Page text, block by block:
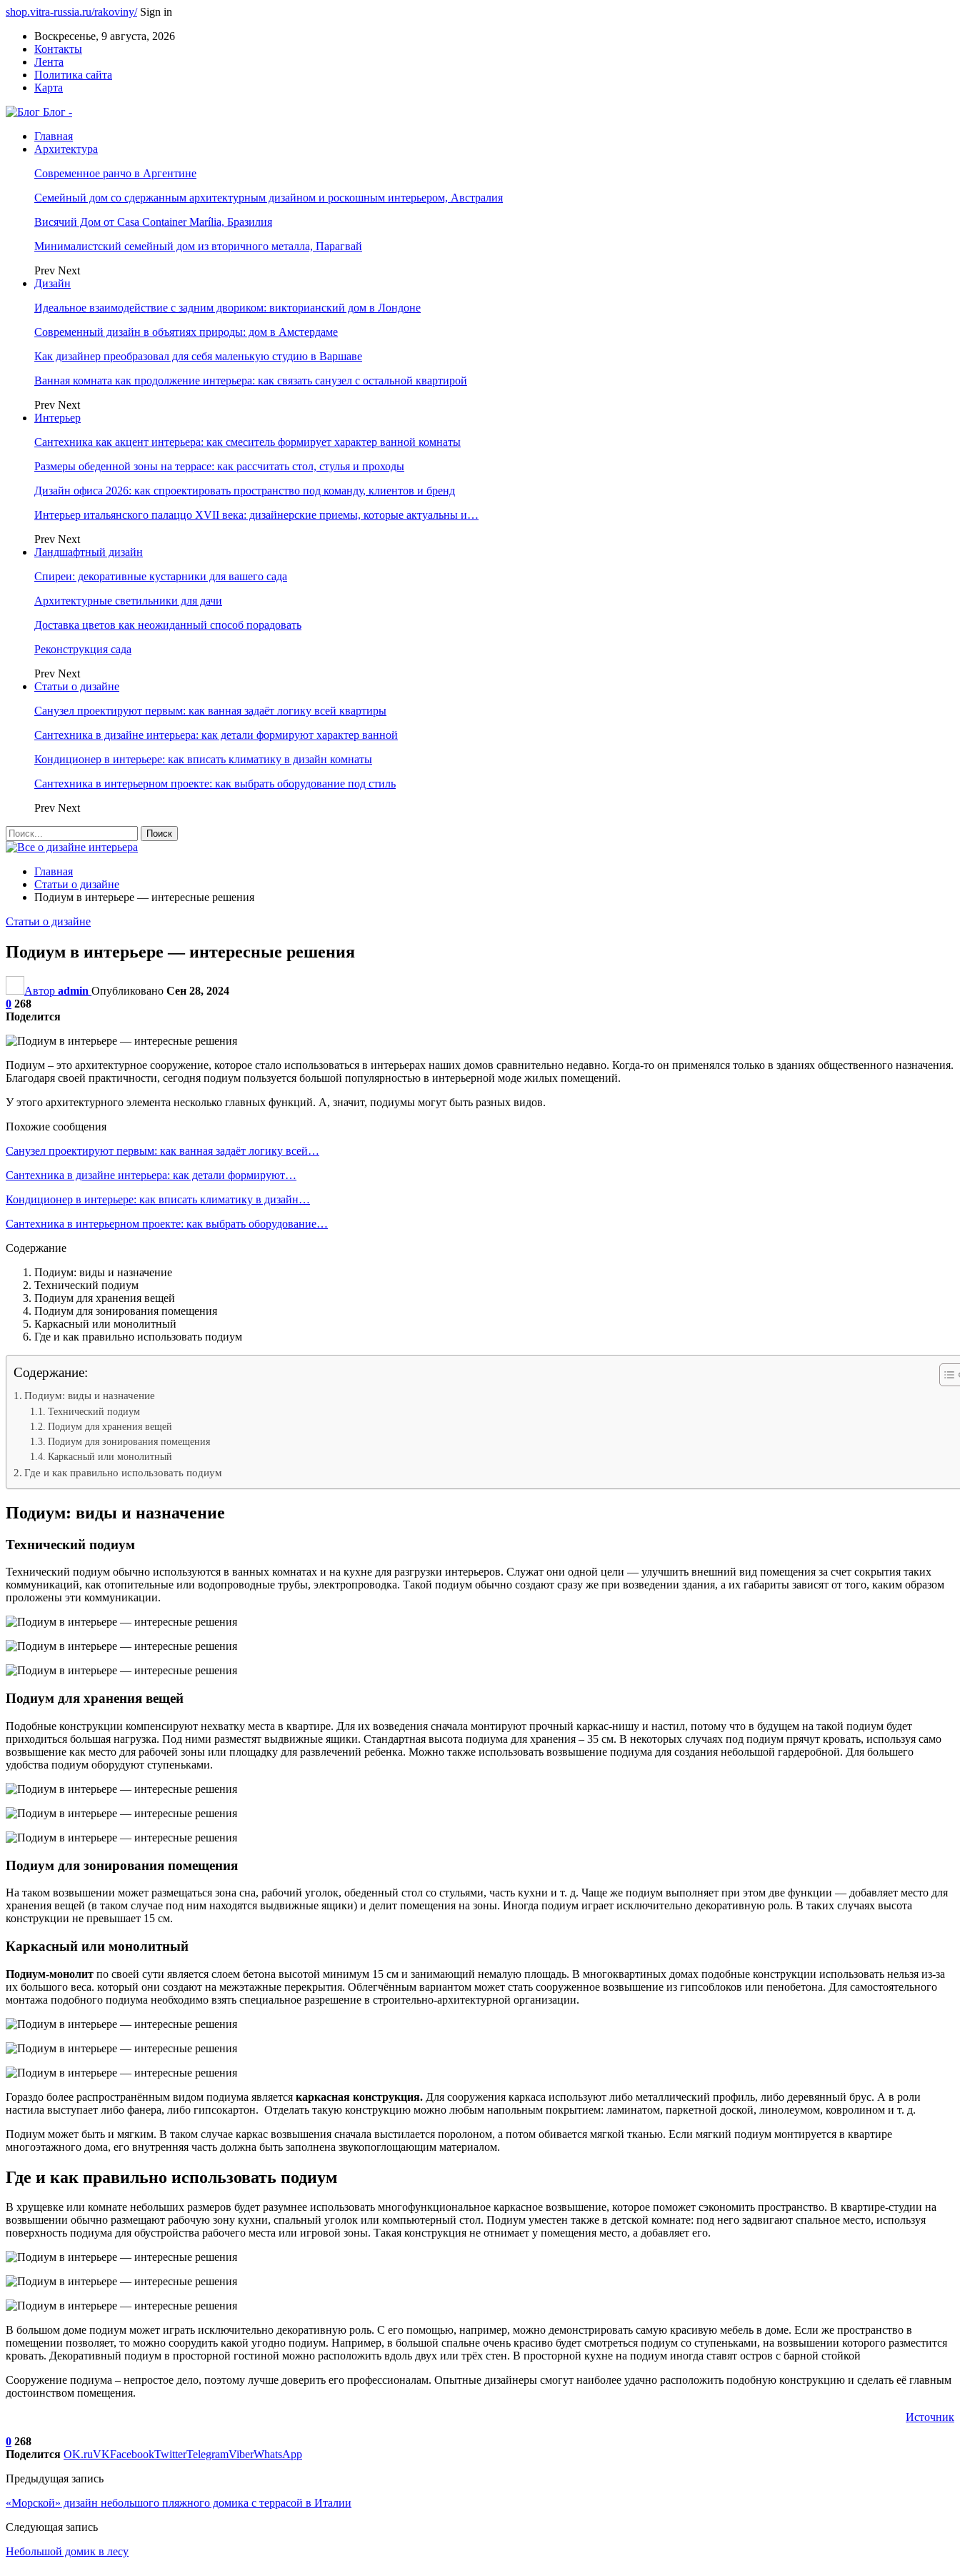
shop.vitra-russia.ru/rakoviny/ Sign in
Воскресенье, 9 августа, 2026
Контакты
Лента
Политика сайта
Карта
Блог -
Главная
Архитектура
Современное ранчо в Аргентине
Семейный дом со сдержанным архитектурным дизайном и роскошным интерьером, Австралия
Висячий Дом от Casa Container Marília, Бразилия
Минималистский семейный дом из вторичного металла, Парагвай
Prev Next
Дизайн
Идеальное взаимодействие с задним двориком: викторианский дом в Лондоне
Современный дизайн в объятиях природы: дом в Амстердаме
Как дизайнер преобразовал для себя маленькую студию в Варшаве
Ванная комната как продолжение интерьера: как связать санузел с остальной квартирой
Prev Next
Интерьер
Сантехника как акцент интерьера: как смеситель формирует характер ванной комнаты
Размеры обеденной зоны на террасе: как рассчитать стол, стулья и проходы
Дизайн офиса 2026: как спроектировать пространство под команду, клиентов и бренд
Интерьер итальянского палаццо XVII века: дизайнерские приемы, которые актуальны и…
Prev Next
Ландшафтный дизайн
Спиреи: декоративные кустарники для вашего сада
Архитектурные светильники для дачи
Доставка цветов как неожиданный способ порадовать
Реконструкция сада
Prev Next
Статьи о дизайне
Санузел проектируют первым: как ванная задаёт логику всей квартиры
Сантехника в дизайне интерьера: как детали формируют характер ванной
Кондиционер в интерьере: как вписать климатику в дизайн комнаты
Сантехника в интерьерном проекте: как выбрать оборудование под стиль
Prev Next
Главная
Статьи о дизайне
Подиум в интерьере — интересные решения
Статьи о дизайне
Подиум в интерьере — интересные решения
Автор admin Опубликовано Сен 28, 2024
0 268
Поделится
Подиум – это архитектурное сооружение, которое стало использоваться в интерьерах наших домов сравнительно недавно. Когда-то он применялся только в зданиях общественного назначения.
Благодаря своей практичности, сегодня подиум пользуется большой популярностью в интерьерной моде жилых помещений.
У этого архитектурного элемента несколько главных функций. А, значит, подиумы могут быть разных видов.
Похожие сообщения
Санузел проектируют первым: как ванная задаёт логику всей…
Сантехника в дизайне интерьера: как детали формируют…
Кондиционер в интерьере: как вписать климатику в дизайн…
Сантехника в интерьерном проекте: как выбрать оборудование…
Содержание
Подиум: виды и назначение
Технический подиум
Подиум для хранения вещей
Подиум для зонирования помещения
Каркасный или монолитный
Где и как правильно использовать подиум
Содержание:
Подиум: виды и назначение
Технический подиум
Подиум для хранения вещей
Подиум для зонирования помещения
Каркасный или монолитный
Где и как правильно использовать подиум
Подиум: виды и назначение
Технический подиум
Технический подиум обычно используются в ванных комнатах и на кухне для разгрузки интерьеров. Служат они одной цели — улучшить внешний вид помещения за счет сокрытия таких
коммуникаций, как отопительные или водопроводные трубы, электропроводка. Такой подиум обычно создают сразу же при возведении здания, а их габариты зависят от того, каким образом
проложены эти коммуникации.
Подиум для хранения вещей
Подобные конструкции компенсируют нехватку места в квартире. Для их возведения сначала монтируют прочный каркас-нишу и настил, потому что в будущем на такой подиум будет
приходиться большая нагрузка. Под ними разместят выдвижные ящики. Стандартная высота подиума для хранения – 35 см. В некоторых случаях под подиум прячут кровать, используя само
возвышение как место для рабочей зоны или площадку для развлечений ребенка. Можно также использовать возвышение подиума для создания небольшой гардеробной. Для большего
удобства подиум оборудуют ступеньками.
Подиум для зонирования помещения
На таком возвышении может размещаться зона сна, рабочий уголок, обеденный стол со стульями, часть кухни и т. д. Чаще же подиум выполняет при этом две функции — добавляет место для
хранения вещей (в таком случае под ним находятся выдвижные ящики) и делит помещения на зоны. Иногда подиум играет исключительно декоративную роль. В таких случаях высота
конструкции не превышает 15 см.
Каркасный или монолитный
Подиум-монолит по своей сути является слоем бетона высотой минимум 15 см и занимающий немалую площадь. В многоквартиных домах подобные конструкции использовать нельзя из-за
их большого веса. который они создают на межэтажные перекрытия. Облегчённым вариантом может стать сооруженное возвышение из гипсоблоков или пенобетона. Для самостоятельного
монтажа подобного подиума необходимо взять специальное разрешение в строительно-архитектурной организации.
Гораздо более распространённым видом подиума является каркасная конструкция. Для сооружения каркаса используют либо металлический профиль, либо деревянный брус. А в роли
настила выступает либо фанера, либо гипсокартон. Отделать такую конструкцию можно любым напольным покрытием: ламинатом, паркетной доской, линолеумом, ковролином и т. д.
Подиум может быть и мягким. В таком случае каркас возвышения сначала выстилается поролоном, а потом обивается мягкой тканью. Если мягкий подиум монтируется в квартире
многоэтажного дома, его внутренняя часть должна быть заполнена звукопоглощающим материалом.
Где и как правильно использовать подиум
В хрущевке или комнате небольших размеров будет разумнее использовать многофункциональное каркасное возвышение, которое поможет сэкономить пространство. В квартире-студии на
возвышении обычно размещают рабочую зону кухни, спальный уголок или компьютерный стол. Подиум уместен также в детской комнате: под него задвигают спальное место, используя
поверхность подиума для обустройства рабочего места или игровой зоны. Такая конструкция не отнимает у помещения место, а добавляет его.
В большом доме подиум может играть исключительно декоративную роль. С его помощью, например, можно демонстрировать самую красивую мебель в доме. Если же пространство в
помещении позволяет, то можно соорудить какой угодно подиум. Например, в большой спальне очень красиво будет смотреться подиум со ступеньками, на возвышении которого разместится
кровать. Декоративный подиум в просторной гостиной можно расположить вдоль двух или трёх стен. В просторной кухне на подиум иногда ставят остров с барной стойкой
Сооружение подиума – непростое дело, поэтому лучше доверить его профессионалам. Опытные дизайнеры смогут наиболее удачно расположить подобную конструкцию и сделать её главным
достоинством помещения.
Источник
0 268
Поделится OK.ruVKFacebookTwitterTelegramViberWhatsApp
Предыдущая запись
«Морской» дизайн небольшого пляжного домика с террасой в Италии
Следующая запись
Небольшой домик в лесу